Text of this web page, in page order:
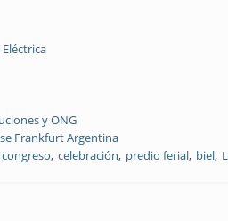
y ONG
Frankfurt Argentina
congreso celebración predio ferial biel
vista de todos